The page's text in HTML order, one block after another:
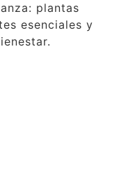
plantas
esenciales y